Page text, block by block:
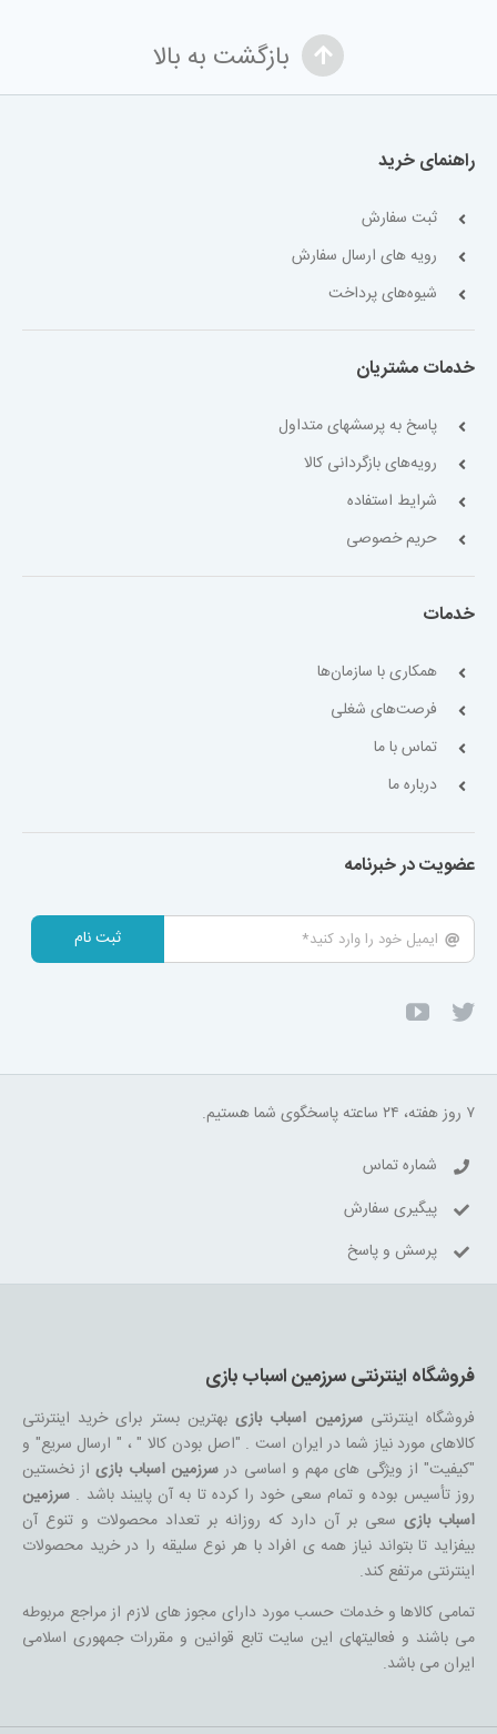
بازگشت به بالا
راهنمای خرید
ثبت سفارش
رویه های ارسال سفارش
شیوه‌های پرداخت
خدمات مشتریان
پاسخ به پرسشهای متداول
رویه‌های بازگردانی کالا
شرایط استفاده
حریم خصوصی
خدمات
همکاری با سازمان‌ها
فرصت‌های شغلی
تماس با ما
درباره ما
عضویت در خبرنامه
ثبت نام
۷ روز هفته، ۲۴ ساعته پاسخگوی شما هستیم.
شماره تماس
پیگیری سفارش
پرسش و پاسخ
فروشگاه اینترنتی سرزمین اسباب بازی
فروشگاه اینترنتیسرزمین اسباب بازیبهترین بستر برای خرید اینترنتی
کالاهای مورد نیاز شما در ایران است . "اصل بودن کالا " ، " ارسال سریع" و
"کیفیت" از ویژگی های مهم و اساسی در سرزمین اسباب بازیاز نخستین
روز تأسیس بوده و تمام سعی خود را کرده تا به آن پایبند باشد .سرزمین
اسباب بازیسعی بر آن دارد که روزانه بر تعداد محصولات و تنوع آن
بیفزاید تا بتواند نیاز همه ی افراد با هر نوع سلیقه را در خرید محصولات
اینترنتی مرتفع کند.
تمامی کالاها و خدمات حسب مورد دارای مجوز های لازم از مراجع مربوطه
می باشند و فعالیتهای این سایت تابع قوانین و مقررات جمهوری اسلامی
ایران می باشد.